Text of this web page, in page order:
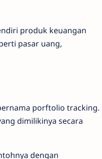
produk keuangan
pasar uang,
porftolio tracking.
dimilikinya secara
dengan